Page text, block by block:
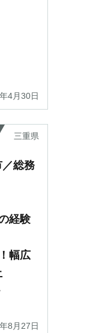
4月30日
三重県
／総務
経験
幅広
8月27日